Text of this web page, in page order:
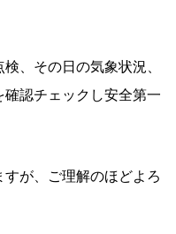
、その日の気象状況、
認チェックし安全第一
が、ご理解のほどよろ